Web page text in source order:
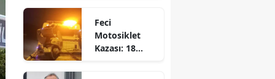
Çanakkale
Feci
Motosiklet
Kazası: 18